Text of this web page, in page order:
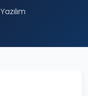
Yazılım